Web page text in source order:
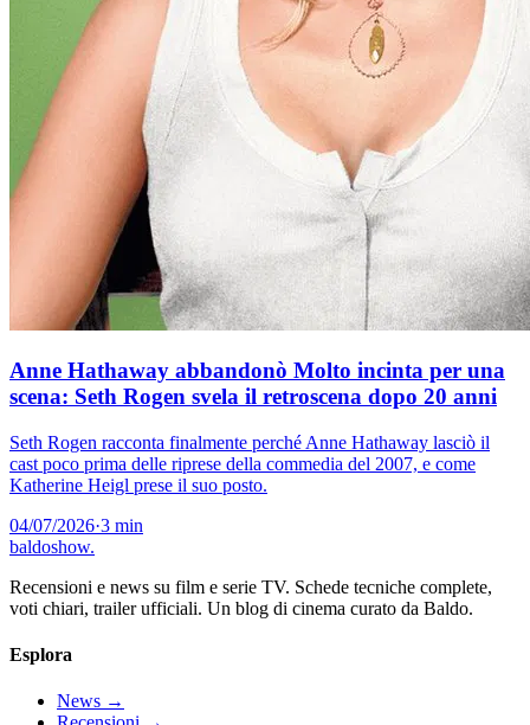
Anne Hathaway abbandonò Molto incinta per una
scena: Seth Rogen svela il retroscena dopo 20 anni
Seth Rogen racconta finalmente perché Anne Hathaway lasciò il
cast poco prima delle riprese della commedia del 2007, e come
Katherine Heigl prese il suo posto.
04/07/2026·3 min
baldoshow.
Recensioni e news su film e serie TV. Schede tecniche complete,
voti chiari, trailer ufficiali. Un blog di cinema curato da Baldo.
Esplora
News →